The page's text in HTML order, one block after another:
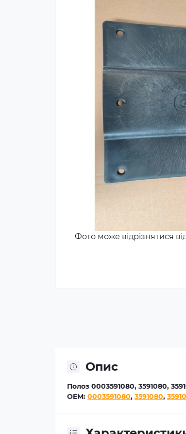
Фото може відрізнятися
Опис
Полоз 0003591080, 3591080,
OEM: 0003591080, 3591080,